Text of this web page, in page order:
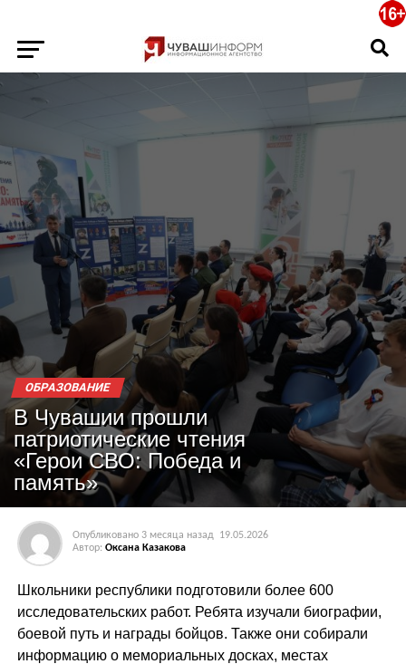
ОБРАЗОВАНИЕ
В Чувашии прошли
патриотические чтения
«Герои СВО: Победа и
память»
Опубликовано 3 месяца назад
19.05.2026
Автор: Оксана Казакова
Школьники республики подготовили более 600
исследовательских работ. Ребята изучали биографии,
боевой путь и награды бойцов. Также они собирали
информацию о мемориальных досках, местах